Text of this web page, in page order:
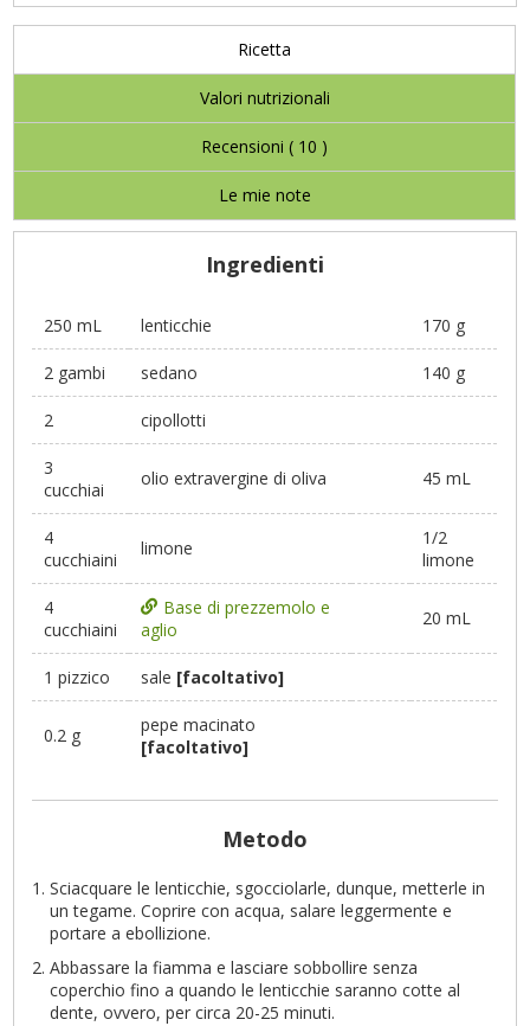
Ricetta
Valori nutrizionali
Recensioni ( 10 )
Le mie note
Ingredienti
250 mL lenticchie 170 g
2 gambi sedano 140 g
2 cipollotti
3
cucchiai
olio extravergine di oliva 45 mL
4
cucchiaini
limone
1/2
limone
4
cucchiaini
Base di prezzemolo e
aglio
20 mL
1 pizzico sale [facoltativo]
0.2 g
pepe macinato
[facoltativo]
Metodo
Sciacquare le lenticchie, sgocciolarle, dunque, metterle in
un tegame. Coprire con acqua, salare leggermente e
portare a ebollizione.
Abbassare la fiamma e lasciare sobbollire senza
coperchio fino a quando le lenticchie saranno cotte al
dente, ovvero, per circa 20-25 minuti.